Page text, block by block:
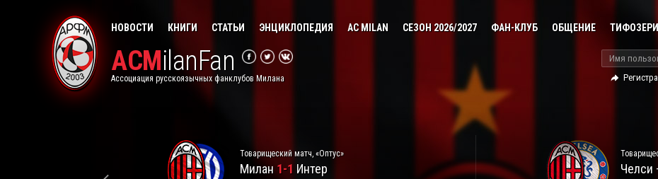
НОВОСТИ КНИГИ СТАТЬИ ЭНЦИКЛОПЕДИЯ AC MILAN СЕЗОН 2026/2027 ФАН-КЛУБ ОБЩЕНИЕ
ACMilanFan
Ассоциация русскоязычных фанклубов Милана
Товарищеский матч, «Оптус»
Милан 1-1 Интер Челси